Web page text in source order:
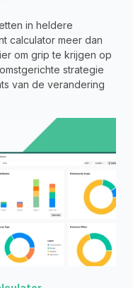
in heldere
calculator meer dan
om grip te krijgen op
strategie
van de verandering